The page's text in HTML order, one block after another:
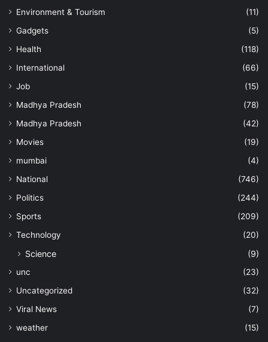
Environment & Tourism
(11)
Gadgets
(5)
Health
(118)
International
(66)
Job
(15)
Madhya Pradesh
(78)
Madhya Pradesh
(42)
Movies
(19)
mumbai
(4)
National
(746)
Politics
(244)
Sports
(209)
Technology
(20)
Science (9)
unc
(23)
Uncategorized
(32)
Viral News
(7)
weather
(15)